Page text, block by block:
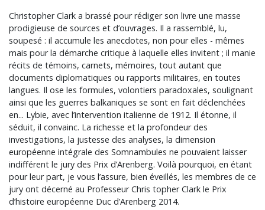
Christopher Clark a brassé pour rédiger son livre une masse
prodigieuse de sources et d’ouvrages. Il a rassemblé, lu,
soupesé : il accumule les anecdotes, non pour elles - mêmes
mais pour la démarche critique à laquelle elles invitent ; il manie
récits de témoins, carnets, mémoires, tout autant que
documents diplomatiques ou rapports militaires, en toutes
langues. Il ose les formules, volontiers paradoxales, soulignant
ainsi que les guerres balkaniques se sont en fait déclenchées
en... Lybie, avec l’intervention italienne de 1912. Il étonne, il
séduit, il convainc. La richesse et la profondeur des
investigations, la justesse des analyses, la dimension
européenne intégrale des Somnambules ne pouvaient laisser
indifférent le jury des Prix d’Arenberg. Voilà pourquoi, en étant
pour leur part, je vous l’assure, bien éveillés, les membres de ce
jury ont décerné au Professeur Chris topher Clark le Prix
d’histoire européenne Duc d’Arenberg 2014.